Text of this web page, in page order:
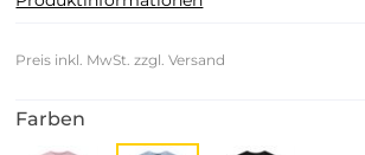
Preis inkl. MwSt. zzgl. Versand
Farben